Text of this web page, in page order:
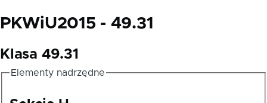
nawigacyjna
PKWiU2015 - 49.31
Klasa 49.31
Elementy nadrzędne